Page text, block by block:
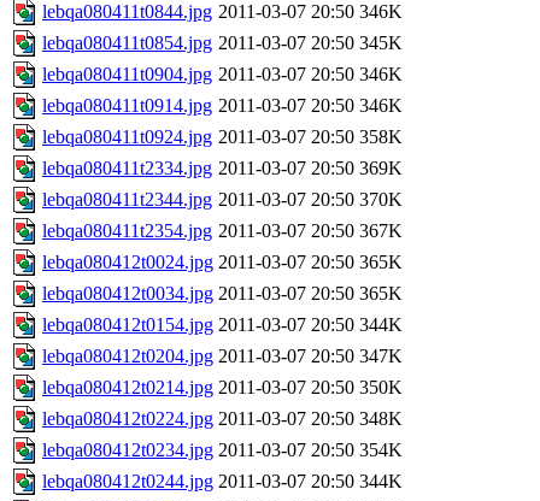
lebqa080411t0844.jpg 2011-03-07 20:50 346K
lebqa080411t0854.jpg 2011-03-07 20:50 345K
lebqa080411t0904.jpg 2011-03-07 20:50 346K
lebqa080411t0914.jpg 2011-03-07 20:50 346K
lebqa080411t0924.jpg 2011-03-07 20:50 358K
lebqa080411t2334.jpg 2011-03-07 20:50 369K
lebqa080411t2344.jpg 2011-03-07 20:50 370K
lebqa080411t2354.jpg 2011-03-07 20:50 367K
lebqa080412t0024.jpg 2011-03-07 20:50 365K
lebqa080412t0034.jpg 2011-03-07 20:50 365K
lebqa080412t0154.jpg 2011-03-07 20:50 344K
lebqa080412t0204.jpg 2011-03-07 20:50 347K
lebqa080412t0214.jpg 2011-03-07 20:50 350K
lebqa080412t0224.jpg 2011-03-07 20:50 348K
lebqa080412t0234.jpg 2011-03-07 20:50 354K
lebqa080412t0244.jpg 2011-03-07 20:50 344K